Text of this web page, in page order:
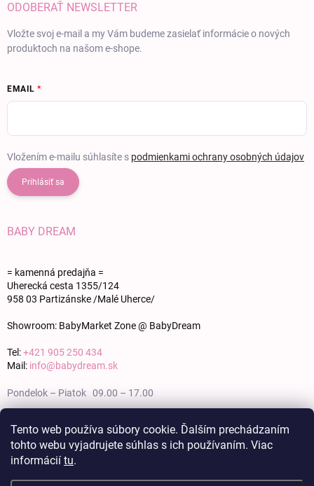
Tento web používa súbory cookie. Ďalším prechádzaním
tohto webu vyjadrujete súhlas s ich používaním. Viac
informácií tu.
ODOBERAŤ NEWSLETTER
Vložte svoj e-mail a my Vám budeme zasielať informácie o nových
produktoch na našom e-shope.
EMAIL
Vložením e-mailu súhlasíte s podmienkami ochrany osobných údajov
Prihlásiť sa
BABY DREAM
= kamenná predajňa =
Uherecká cesta 1355/124
958 03 Partizánske /Malé Uherce/
Showroom: BabyMarket Zone @ BabyDream
Tel:+421 905 250 434
Mail: info@babydream.sk
Pondelok – Piatok 09.00 – 17.00
Nedeľa zatvorené